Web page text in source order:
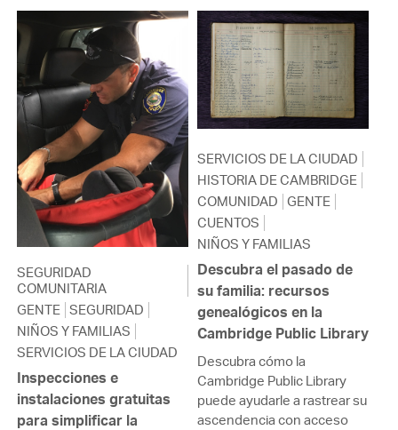
SEGURIDAD
COMUNITARIA
GENTE SEGURIDAD
NIÑOS Y FAMILIAS
SERVICIOS DE LA CIUDAD
Inspecciones e
instalaciones gratuitas
para simplificar la
SERVICIOS DE LA CIUDAD
HISTORIA DE CAMBRIDGE
COMUNIDAD GENTE
CUENTOS
NIÑOS Y FAMILIAS
Descubra el pasado de
su familia: recursos
genealógicos en la
Cambridge Public Library
Descubra cómo la
Cambridge Public Library
puede ayudarle a rastrear su
ascendencia con acceso